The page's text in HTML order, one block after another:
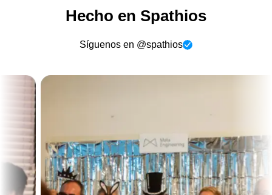
Hecho en Spathios
Síguenos en @spathios